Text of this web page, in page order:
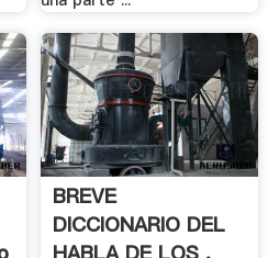
BREVE
DICCIONARIO DEL